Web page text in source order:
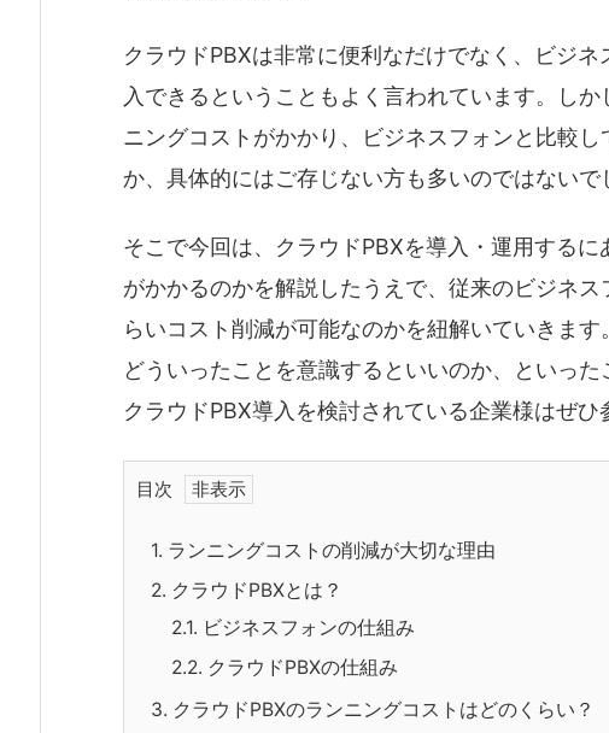
クラウドPBXは非常に便利なだけでなく、ビジ
入できるということもよく言われています。し
ニングコストがかかり、ビジネスフォンと比較
か、具体的にはご存じない方も多いのではないで
そこで今回は、クラウドPBXを導入・運用する
がかかるのかを解説したうえで、従来のビジネ
らいコスト削減が可能なのかを紐解いていきま
どういったことを意識するといいのか、といった
クラウドPBX導入を検討されている企業様はぜひ
目次
1. ランニングコストの削減が大切な理由
2. クラウドPBXとは？
2.1. ビジネスフォンの仕組み
2.2. クラウドPBXの仕組み
3. クラウドPBXのランニングコストはどのくらい？